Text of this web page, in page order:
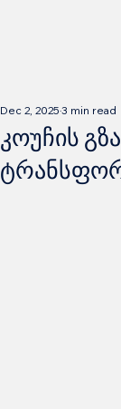
კოუჩის
Dec 2, 2025 3 min read